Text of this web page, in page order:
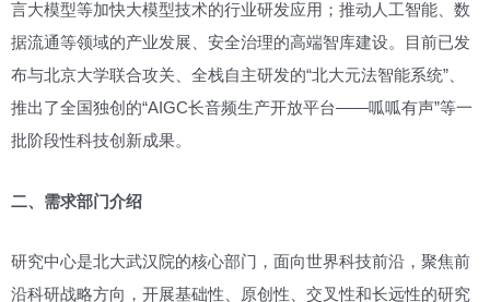
言大模型等加快大模型技术的行业研发应用；推动人工智能、数
据流通等领域的产业发展、安全治理的高端智库建设。目前已发
布与北京大学联合攻关、全栈自主研发的“北大元法智能系统”、
推出了全国独创的“AIGC长音频生产开放平台——呱呱有声”等一
批阶段性科技创新成果。
二、需求部门介绍
研究中心是北大武汉院的核心部门，面向世界科技前沿，聚焦前
沿科研战略方向，开展基础性、原创性、交叉性和长远性的研究